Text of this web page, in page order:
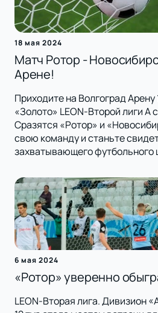
18 мая 2024
Матч Ротор -
Арене!
Приходите на Волгоград Арену
«Золото» LEON-Второй лиги А
Сразятся «Ротор» и
свою команду и станьте
захватывающего футбольного
6 мая 2024
«Ротор» уверенно
LEON-Вторая лига. Дивизион